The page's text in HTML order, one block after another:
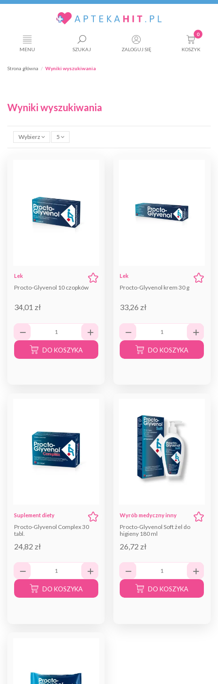
MENU SZUKAJ ZALOGUJ SIĘ
0
KOSZYK
Strona główna Wyniki wyszukiwania
Wyniki wyszukiwania
Wybierz 5
Lek
Procto-Glyvenol 10 czopków
34,01 zł
DO KOSZYKA
Lek
Procto-Glyvenol krem 30 g
33,26 zł
DO KOSZYKA
Suplement diety
Procto-Glyvenol Complex 30
tabl.
24,82 zł
DO KOSZYKA
Wyrób medyczny inny
Procto-Glyvenol Soft żel do
higieny 180 ml
26,72 zł
DO KOSZYKA